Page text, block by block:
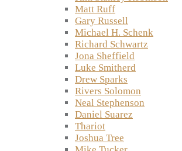
Matt Ruff
Gary Russell
Michael H. Schenk
Richard Schwartz
Jona Sheffield
Luke Smitherd
Drew Sparks
Rivers Solomon
Neal Stephenson
Daniel Suarez
Thariot
Joshua Tree